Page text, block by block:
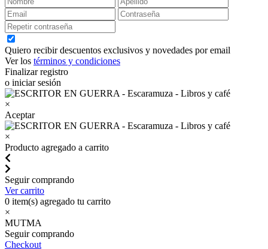
Quiero recibir descuentos exclusivos y novedades por email
Ver los términos y condiciones
Finalizar registro
o iniciar sesión
×
Aceptar
×
Producto agregado a carrito
Seguir comprando
Ver carrito
0 item(s) agregado tu carrito
×
MUTMA
Seguir comprando
Checkout